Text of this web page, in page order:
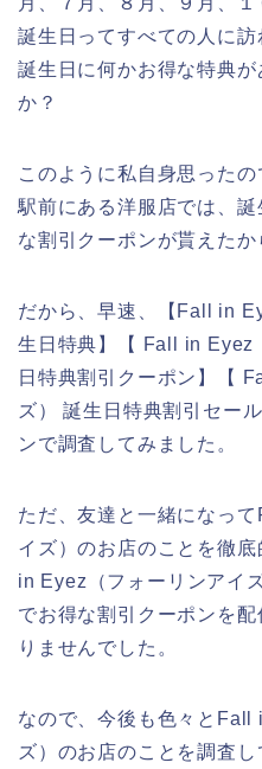
誕生日ってすべての人に
誕生日に何かお得な特典
か？
このように私自身思った
駅前にある洋服店では、
な割引クーポンが貰えたか
だから、早速、【Fall in
生日特典】【 Fall in Eyez
日特典割引クーポン】【
ズ） 誕生日特典割引セー
ンで調査してみました。
ただ、友達と一緒になっ
イズ）のお店のことを徹
in Eyez（フォーリンアイ
でお得な割引クーポンを
りませんでした。
なので、今後も色々とFall
ズ）のお店のことを調査